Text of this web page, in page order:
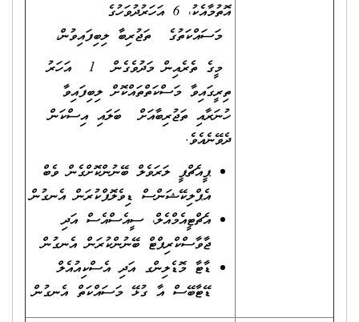
އޮތުމާއެކު، 6 އަހަރުދުވަހުގެ
މަސައްކަތުގެ ތަޖުރިބާ ލިބިފައިވުން،
މީގެ ތެރެއިން މަދުވެގެން 1 އަހަރު
ތިރީގައިވާ މަސްކަތްތައްކޮށް ލިބިފައިވާ
ހުނަރާއި ތަޖުރިބާއަށް ބަލައި އިސްކަން
ދެވޭނެއެވެ.
ޕީއެޗްޕީ ލަރަވެލް ބޭނުންކޮށްގެން ވެބް
އެޕްލިކޭޝަންސް ޑިވެލޮޕްކުރަން އެނގުން
އެޗްޓީއެމްއެލް، ސީއެސްއެސް އަދި
ޖާވާސްކްރިޕްޓް ބޭނުންކުރަން އެނގުން
ޑާޓާ މޮޑެލިންގ އަދި އެސްކިއުއެލް
ޑޭޓާބޭސް އާ ގުޅޭ މަސައްކަތް އެނގުން